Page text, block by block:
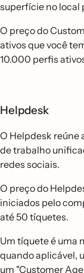
superfície no local
O preço do
ativos que você
10.000 perfis
Helpdesk
O Helpdesk reúne
de trabalho
redes sociais.
O preço do
iniciados pelo
até 50 tíquetes.
Um tíquete é uma
quando aplicável,
um "Customer